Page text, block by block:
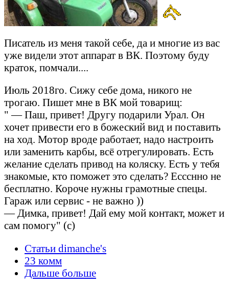
Писатель из меня такой себе, да и многие из вас
уже видели этот аппарат в ВК. Поэтому буду
краток, помчали....
Июль 2018го. Сижу себе дома, никого не
трогаю. Пишет мне в ВК мой товарищ:
" — Паш, привет! Другу подарили Урал. Он
хочет привести его в божеский вид и поставить
на ход. Мотор вроде работает, надо настроить
или заменить карбы, всё отрегулировать. Есть
желание сделать привод на коляску. Есть у тебя
знакомые, кто поможет это сделать? Ессснно не
бесплатно. Короче нужны грамотные спецы.
Гараж или сервис - не важно ))
— Димка, привет! Дай ему мой контакт, может и
сам помогу" (с)
Статьи dimanche's
23 комм
Дальше больше